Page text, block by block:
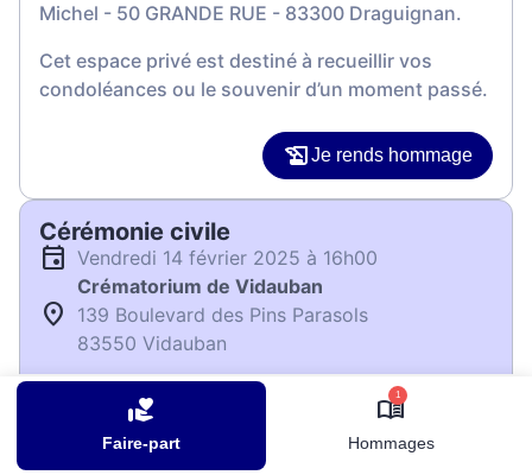
Faire-part
1
Hommages
Michel - 50 GRANDE RUE - 83300 Draguignan.
Cet espace privé est destiné à recueillir vos
condoléances ou le souvenir d’un moment passé.
Je rends hommage
Cérémonie civile
vendredi 14 février 2025 à 16h00
Crématorium de Vidauban
139 Boulevard des Pins Parasols
83550 Vidauban
Je rends hommage